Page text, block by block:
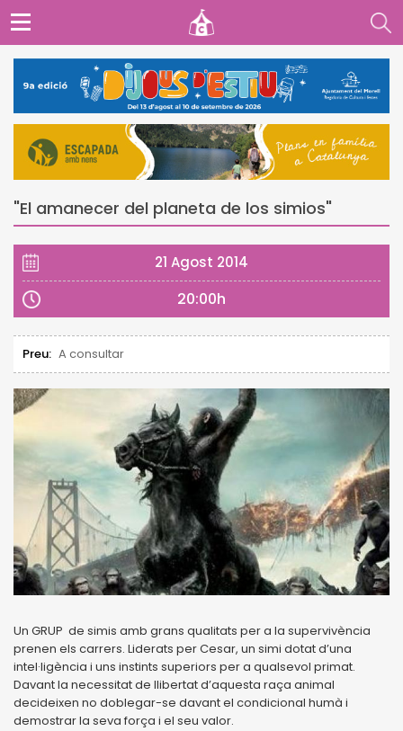
"El amanecer del planeta de los simios"
21 Agost 2014
20:00h
Preu: A consultar
Un GRUP de simis amb grans qualitats per a la supervivència
prenen els carrers. Liderats per Cesar, un simi dotat d’una
intel·ligència i uns instints superiors per a qualsevol primat.
Davant la necessitat de llibertat d’aquesta raça animal
decideixen no doblegar-se davant el condicional humà i
demostrar la seva força i el seu valor.